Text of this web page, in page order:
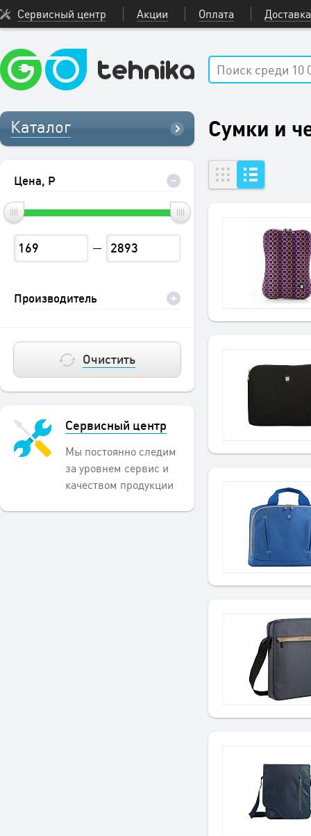
Сервисный центр Акции Оплата Доставка
Каталог
Цена, Р
Производитель
Очистить
Сервисный центр
Мы постоянно следим
за уровнем сервис и
качеством продукции
Сумки и